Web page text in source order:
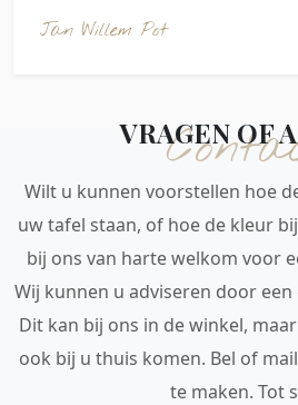
Jan Willem Pot
VRAGEN OF
Wilt u kunnen voorstellen hoe
uw tafel staan, of hoe de kleur
bij ons van harte welkom voor
Wij kunnen u adviseren door
Dit kan bij ons in de winkel,
ook bij u thuis komen. Bel of
te maken. Tot